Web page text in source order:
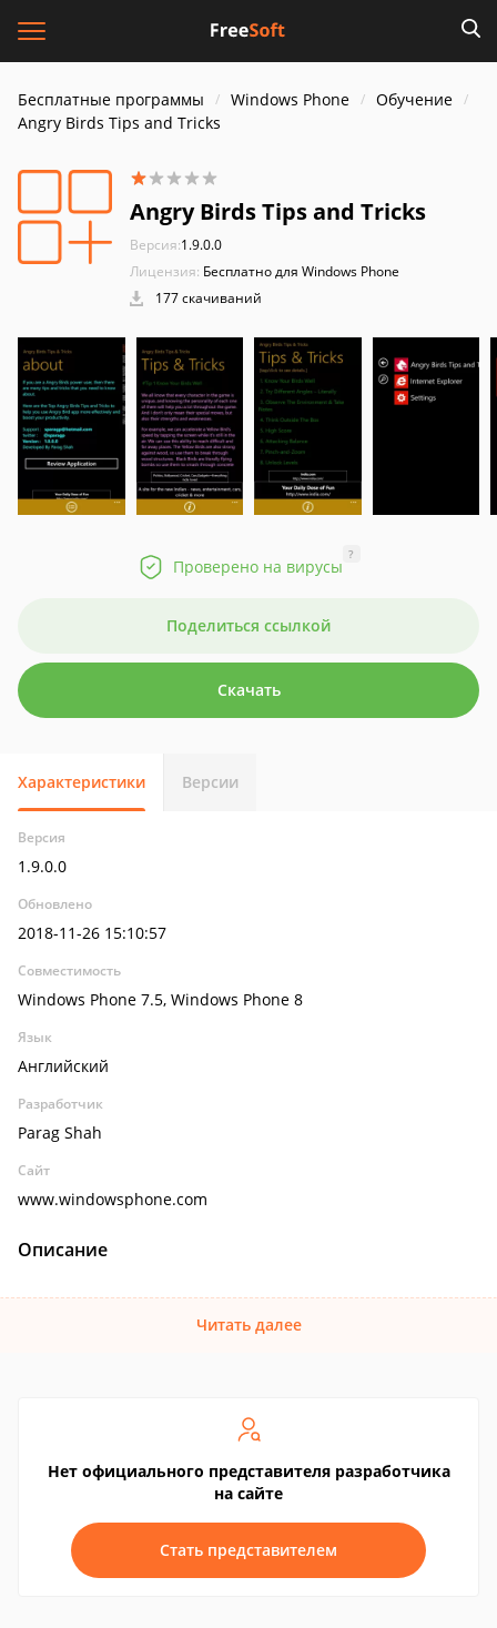
Бесплатные программы Windows Phone
Обучение
Angry Birds Tips and Tricks
Angry Birds Tips and Tricks
Версия:1.9.0.0
Лицензия: Бесплатно для Windows Phone
177 скачиваний
Проверено на вирусы
?
Поделиться ссылкой
Скачать
Характеристики Версии
Версия
1.9.0.0
Обновлено
2018-11-26 15:10:57
Совместимость
Windows Phone 7.5, Windows Phone 8
Язык
Английский
Разработчик
Parag Shah
Сайт
www.windowsphone.com
Описание
Читать далее
Нет официального представителя разработчика
на сайте
Стать представителем